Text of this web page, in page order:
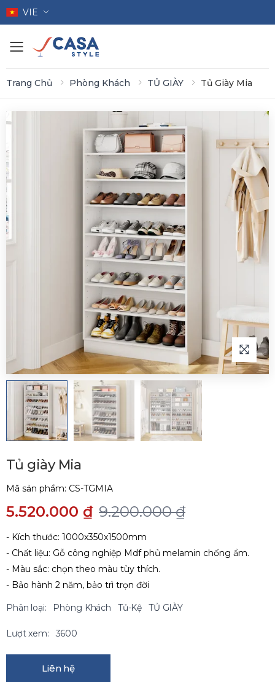
VIE
Toggle mobile menu
Trang Chủ Phòng Khách TỦ GIÀY Tủ Giày Mia
Tủ giày Mia
Mã sản phẩm: CS-TGMIA
5.520.000 ₫ 9.200.000 ₫
- Kích thước: 1000x350x1500mm
- Chất liệu: Gỗ công nghiệp Mdf phủ melamin chống ẩm.
- Màu sắc: chọn theo màu tùy thích.
- Bảo hành 2 năm, bảo trì trọn đời
Phân loại: Phòng Khách Tủ-Kệ TỦ GIÀY
Lượt xem: 3600
Liên hệ